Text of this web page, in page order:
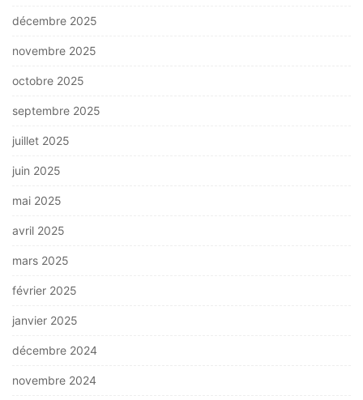
décembre 2025
novembre 2025
octobre 2025
septembre 2025
juillet 2025
juin 2025
mai 2025
avril 2025
mars 2025
février 2025
janvier 2025
décembre 2024
novembre 2024